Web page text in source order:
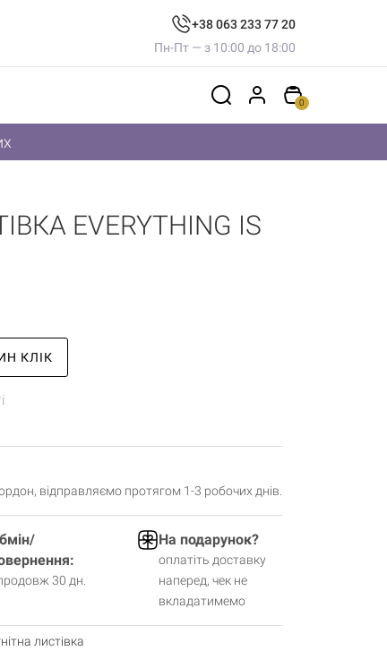
+38 063 233 77 20
Пн-Пт — з 10:00 до 18:00
0
EVERYTHING IS
КЛІК
відправляємо протягом 1-3 робочих днів.
30 дн.
На подарунок?
оплатіть доставку
наперед, чек не
вкладатимемо
листівка